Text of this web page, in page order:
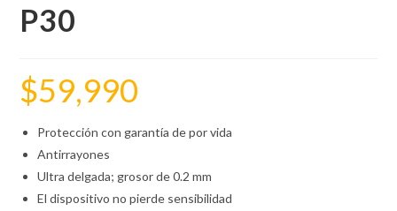
P30
$59,990
Protección con garantía de por vida
Antirrayones
Ultra delgada; grosor de 0.2 mm
El dispositivo no pierde sensibilidad